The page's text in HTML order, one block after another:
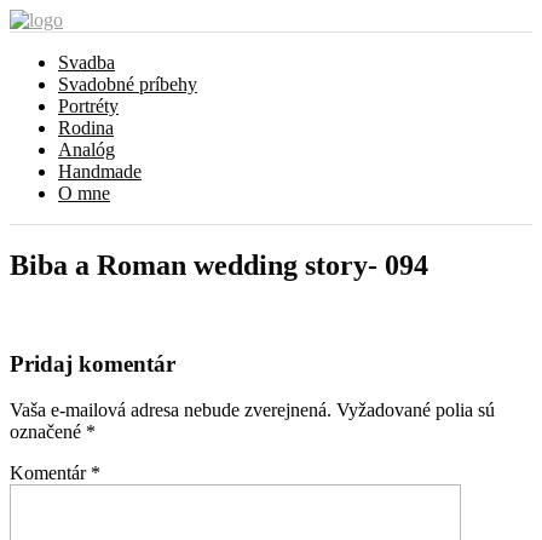
Svadba
Svadobné príbehy
Portréty
Rodina
Analóg
Handmade
O mne
Biba a Roman wedding story- 094
Pridaj komentár
Vaša e-mailová adresa nebude zverejnená. Vyžadované polia sú
označené *
Komentár *